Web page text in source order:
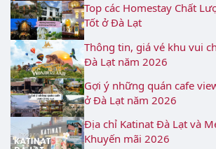
Top các Homestay Chất
Tốt ở Đà Lạt
Thông tin, giá vé khu vui
Đà Lạt năm 2026
Gợi ý những quán cafe
ở Đà Lạt năm 2026
Địa chỉ Katinat Đà Lạt và
Khuyến mãi 2026